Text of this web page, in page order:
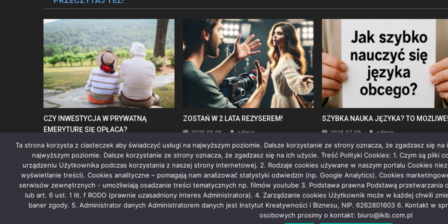
CZY INWESTYCJA W PRYWATNĄ
EMERYTURĘ SIĘ OPŁACA?
2025-06-30 admin
ZOSTAŃ W 2 LATA REŻYSEREM!
2025-05-05 admin
SZYBKA NAUKA JĘZYKA? TO
2025-07-08 admin
Ta strona korzysta z ciasteczek aby świadczyć usługi na najwyższym poziomie. Dalsze korzystanie ze strony oznacza, że zgadzasz się
najwyższym poziomie. Dalsze korzystanie ze strony oznacza, że zgadzasz się na ich użycie. Treść Polityki Cookies: 1. Czym są
urządzeniu Użytkownika podczas korzystania z naszej strony internetowej. 2. Rodzaje cookies używane w naszym portalu Cookies
wyświetlanie treści). Cookies analityczne – pomagają nam analizować statystyki odwiedzin (np. Google Analytics). Cookies
serwisów zewnętrznych - umożliwiają osadzanie treści tematycznych np. filmów youtube 3. Podstawa prawna Podstawą przetwarzania
lub art. 6 ust. 1 lit. f RODO (prawnie uzasadniony interes Administratora). 4. Zarządzanie cookies Użytkownik może w każdej chwili
baner zgody. 5. Administrator danych Administratorem danych jest Instytut Kreatywności i Biznesu, NIP. 6262801603 6. Kontakt w
osobowych prosimy o kontakt: biuro@ikib.com.pl